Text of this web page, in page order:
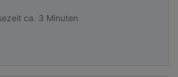
ca. 3 Minuten